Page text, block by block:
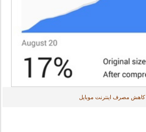
کاهش مصرف اینترنت موبایل